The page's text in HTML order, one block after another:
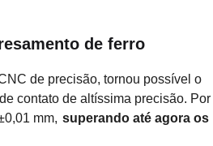
de ferro
de precisão, tornou possível o
contato de altíssima precisão. Por
mm, superando até agora os